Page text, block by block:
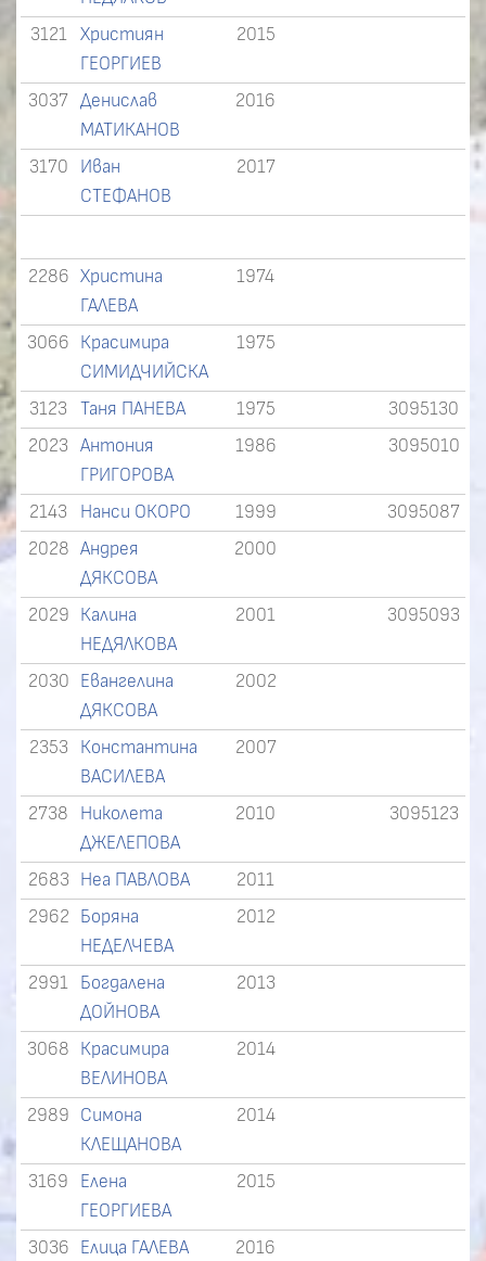
3121
Християн
ГЕОРГИЕВ
2015
3037
Денислав
МАТИКАНОВ
2016
3170
Иван
СТЕФАНОВ
2017
2286
Христина
ГАЛЕВА
1974
3066
Красимира
СИМИДЧИЙСКА
1975
3123 Таня ПАНЕВА 1975
3095130
2023
Антония
ГРИГОРОВА
1986 3095010
2143 Нанси ОКОРО 1999
3095087
2028
Андрея
ДЯКСОВА
2000
2029
Калина
НЕДЯЛКОВА
2001 3095093
2030
Евангелина
ДЯКСОВА
2002
2353
Константина
ВАСИЛЕВА
2007
2738
Николета
ДЖЕЛЕПОВА
2010 3095123
2683 Неа ПАВЛОВА
2011
2962
Боряна
НЕДЕЛЧЕВА
2012
2991
Богдалена
ДОЙНОВА
2013
3068
Красимира
ВЕЛИНОВА
2014
2989
Симона
КЛЕЩАНОВА
2014
3169
Елена
ГЕОРГИЕВА
2015
3036 Елица ГАЛЕВА
2016